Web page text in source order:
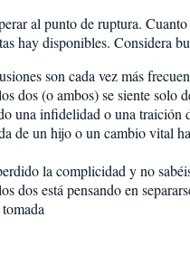
al punto de ruptura. Cuanto
hay disponibles. Considera
son cada vez más
dos (o ambos) se siente solo
una infidelidad o una traición
de un hijo o un cambio vital
la complicidad y no
dos está pensando en